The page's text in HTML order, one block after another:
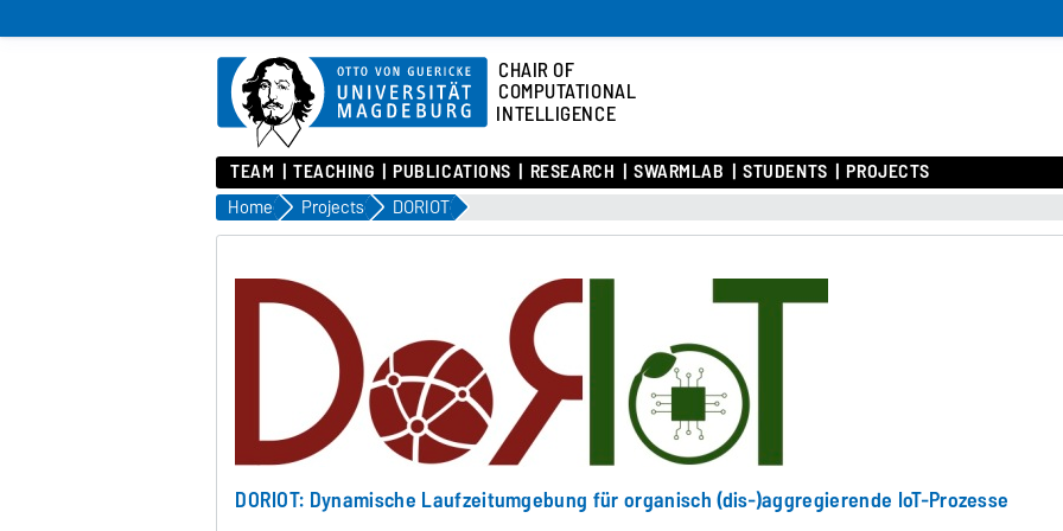
CHAIR OF
COMPUTATIONAL
INTELLIGENCE
TEAM TEACHING PUBLICATIONS RESEARCH SWARMLAB STUDENTS PROJECTS
Home Projects DORIOT
DORIOT: Dynamische Laufzeitumgebung für organisch (dis-)aggregierende IoT-Prozesse